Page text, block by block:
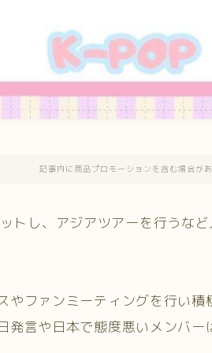
記事内に商品プロモーションを含む場合が
トし、アジアツアーを行うな
やファンミーティングを行い
発言や日本で態度悪いメンバー